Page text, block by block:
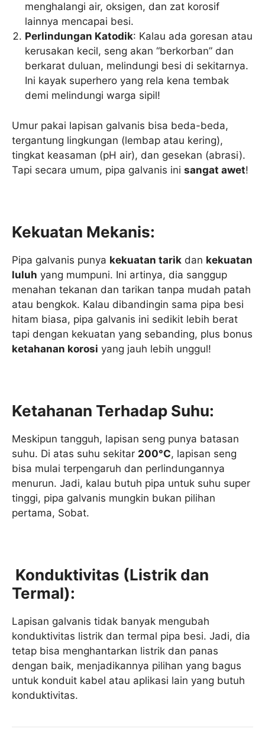
menghalangi air, oksigen, dan zat korosif
lainnya mencapai besi.
Perlindungan Katodik: Kalau ada goresan atau
kerusakan kecil, seng akan “berkorban” dan
berkarat duluan, melindungi besi di sekitarnya.
Ini kayak superhero yang rela kena tembak
demi melindungi warga sipil!
Umur pakai lapisan galvanis bisa beda-beda,
tergantung lingkungan (lembap atau kering),
tingkat keasaman (pH air), dan gesekan (abrasi).
Tapi secara umum, pipa galvanis ini sangat awet!
Kekuatan Mekanis:
Pipa galvanis punya kekuatan tarik dan kekuatan
luluh yang mumpuni. Ini artinya, dia sanggup
menahan tekanan dan tarikan tanpa mudah patah
atau bengkok. Kalau dibandingin sama pipa besi
hitam biasa, pipa galvanis ini sedikit lebih berat
tapi dengan kekuatan yang sebanding, plus bonus
ketahanan korosi yang jauh lebih unggul!
Ketahanan Terhadap Suhu:
Meskipun tangguh, lapisan seng punya batasan
suhu. Di atas suhu sekitar 200°C, lapisan seng
bisa mulai terpengaruh dan perlindungannya
menurun. Jadi, kalau butuh pipa untuk suhu super
tinggi, pipa galvanis mungkin bukan pilihan
pertama, Sobat.
Konduktivitas (Listrik dan
Termal):
Lapisan galvanis tidak banyak mengubah
konduktivitas listrik dan termal pipa besi. Jadi, dia
tetap bisa menghantarkan listrik dan panas
dengan baik, menjadikannya pilihan yang bagus
untuk konduit kabel atau aplikasi lain yang butuh
konduktivitas.